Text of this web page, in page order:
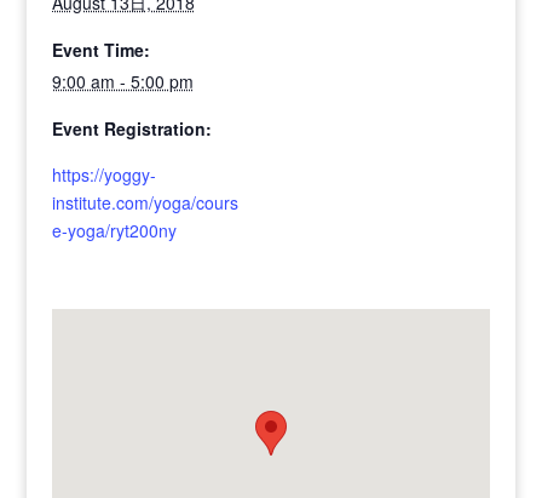
Event Time:
9:00 am - 5:00 pm
Event Registration:
https://yoggy-
institute.com/yoga/cours
e-yoga/ryt200ny